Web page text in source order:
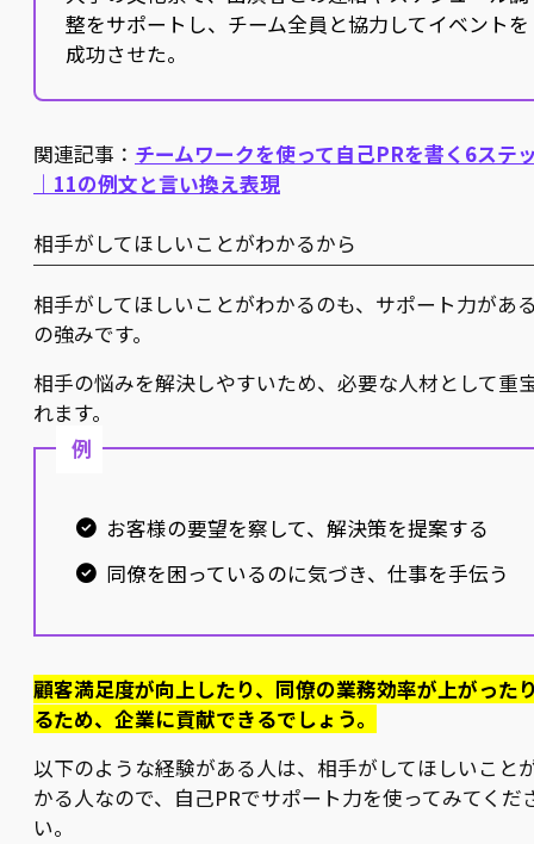
整をサポートし、チーム全員と協力してイベントを
成功させた。
関連記事： チームワークを使って自己PRを書く6ステ
｜11の例文と言い換え表現
相手がしてほしいことがわかるから
相手がしてほしいことがわかるのも、サポート力があ
の強みです。
相手の悩みを解決しやすいため、必要な人材として重
れます。
例
お客様の要望を察して、解決策を提案する
同僚を困っているのに気づき、仕事を手伝う
顧客満足度が向上したり、同僚の業務効率が上がった
るため、企業に貢献できるでしょう。
以下のような経験がある人は、相手がしてほしいこと
かる人なので、自己PRでサポート力を使ってみてくだ
い。